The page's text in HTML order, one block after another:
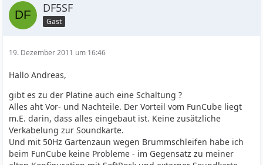
DF5SF
Gast
19. Dezember 2011 um 16:46
Hallo Andreas,
gibt es zu der Platine auch eine Schaltung ?
Alles aht Vor- und Nachteile. Der Vorteil vom FunCube liegt
m.E. darin, dass alles eingebaut ist. Keine zusätzliche
Verkabelung zur Soundkarte.
Und mit 50Hz Gartenzaun wegen Brummschleifen habe ich
beim FunCube keine Probleme - im Gegensatz zu meiner